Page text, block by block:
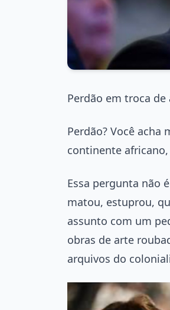
Perdão em troca
Perdão? Você
continente
Essa pergunta não
matou, estuprou,
assunto com um
obras de arte
arquivos do